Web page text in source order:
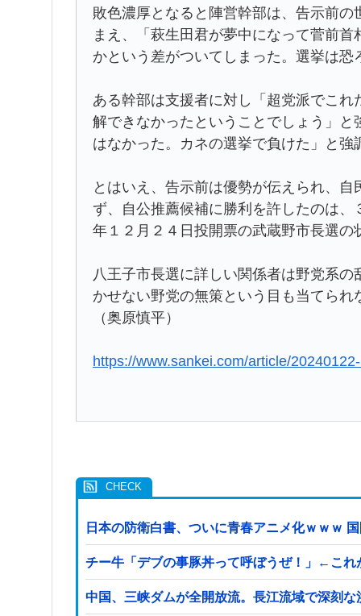
敗色濃厚となると陣営幹部は、告示前
まえ、「萩生田君が夢中になって菅前
かという差がついてしまった。選挙は恐
ある幹部は支援者に対し「超党派でこ
解できなかったということでしょう」
はなかった。カネの選挙で負けた」と強
とはいえ、告示前は優勢が伝えられ、
ず、自公推薦候補に勝利を許したのは
年１２月２４日投開票の武蔵野市長選の
八王子市長選に詳しい関係者は野党系
かせない野党の無策という目も当てら
（奥原慎平）
https://www.sankei.com/article/
日本の防衛白書、ついに青春アニメ化ｗｗｗ
チー牛「デブの事豚丼って呼ぼうぜ！」←これ
中国、三峡ダムが全開放流。長江流域で深刻な